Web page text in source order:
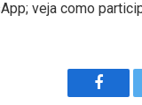
veja como